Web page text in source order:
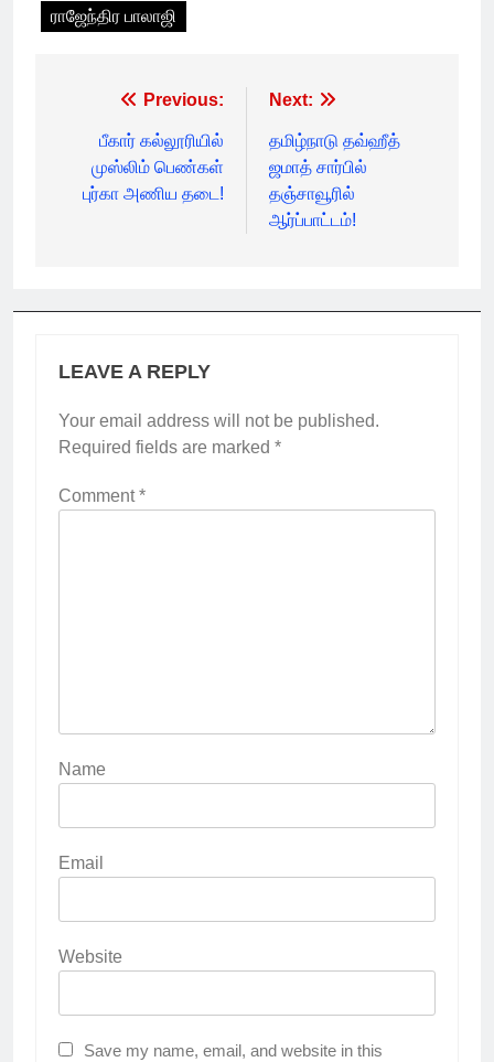
ராஜேந்திர பாலாஜி
navigation
Previous:
பீகார் கல்லூரியில்
முஸ்லிம் பெண்கள்
புர்கா அணிய தடை!
Next:
தமிழ்நாடு தவ்ஹீத்
ஜமாத் சார்பில்
தஞ்சாவூரில்
ஆர்ப்பாட்டம்!
LEAVE A REPLY
Your email address will not be published.
Required fields are marked *
Comment*
Name
Email
Website
Save my name, email, and website in this